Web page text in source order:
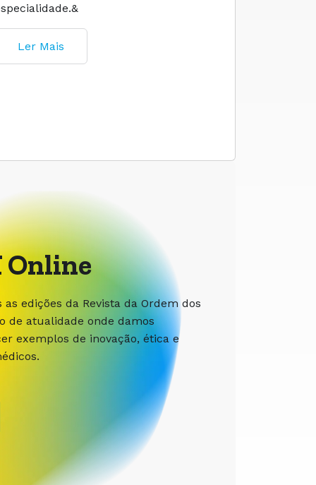
Ler Mais
Online
edições da Revista da Ordem dos
de atualidade onde damos
exemplos de inovação, ética e